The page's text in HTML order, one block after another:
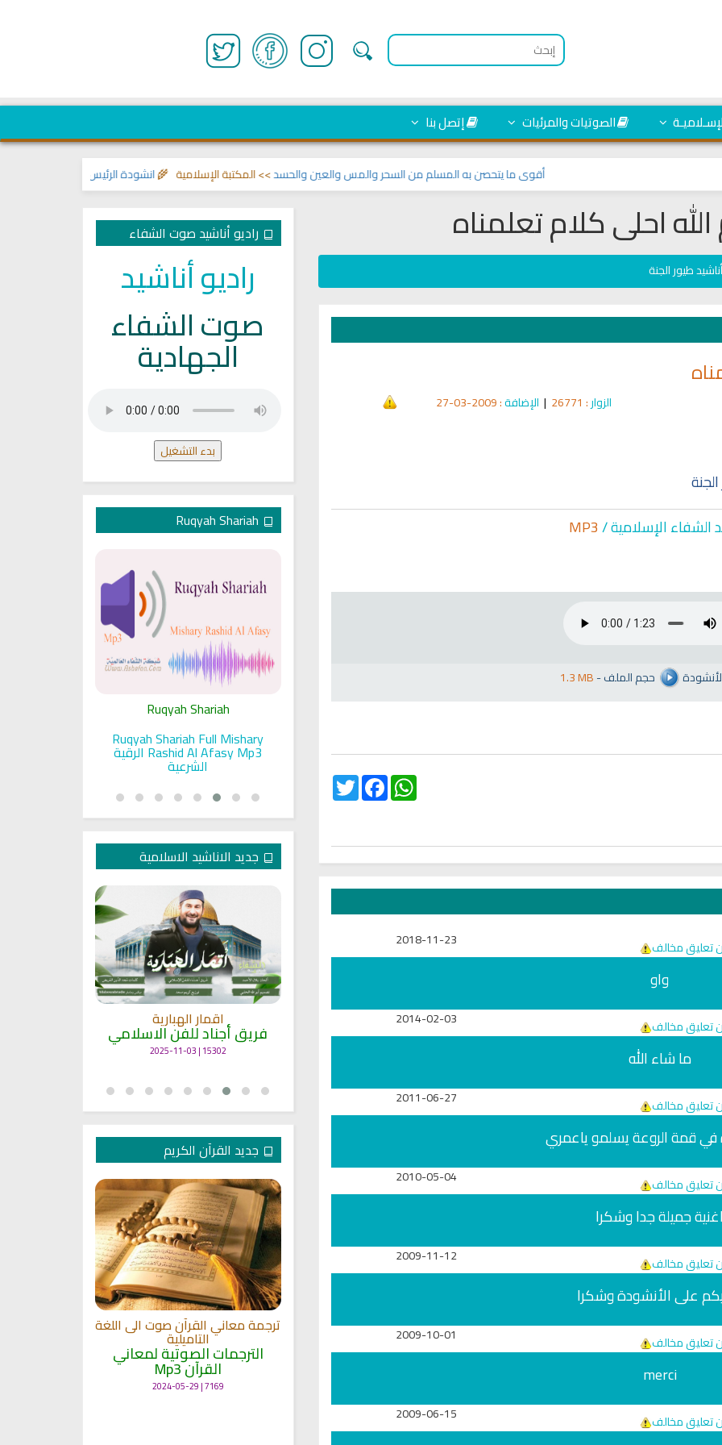
الصوتيات والمرئيات إتصل بنا
انشودة الرئيس احمد الشرع أقوى ما يتحصن به المسلم من السحر والمس والعين والحسد>> المكتبة الإسلامية 🌾
احلى كلام تعلمناه
أناشيد طيور الجنة
الزوار: 26771
| الإضافة: 2009-03-27
الشفاء الإسلامية /MP3
1.3 MB-حجم الملف
Twitter
FacebookWhatsApp
تعليق مخالف 2018-11-23
واو
تعليق مخالف 2014-02-03
ما شاء الله
تعليق مخالف 2011-06-27
في قمة الروعة يسلمو ياعمري
تعليق مخالف 2010-05-04
اغنية جميلة جدا وشكرا
تعليق مخالف 2009-11-12
على الأنشودة وشكرا
تعليق مخالف 2009-10-01
merci
تعليق مخالف 2009-06-15
راديو أناشيد صوت الشفاء
راديو أناشيد
صوت الشفاء
الجهادية
بدء التشغيل
Listening to the Quran, Even If
and Sunnah to treat witchcraft,
Ruqyah Shariah
Ruqyah Shariah Full Mishary
Rashid Al Afasy Mp3 الرقية
الشرعية
جديد الاناشيد الاسلامية
انشودة الرئيس احمد الشرع
اناشيد ابراهيم الاحمد
انشودة تلك أمي
أناشيد الأم
اقمار الهبارية
فريق أجناد للفن الاسلامي
15302 | 2025-11-03
جديد القرآن الكريم
التايلاندية
الترجمات الصوتية لمعاني
القرآن Mp3
العفاسي تهتز لها القلوب
تلاوات منوعة
13830 | 2024-05-29
ترجمة معاني القرآن صوت الى اللغة
التاميلية
الترجمات الصوتية لمعاني
القرآن Mp3
7169 | 2024-05-29